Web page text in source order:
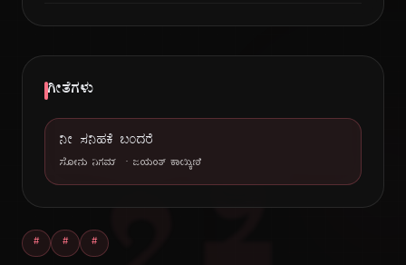
ಗೀತೆಗಳು
ನೀ ಸನಿಹಕೆ ಬಂದರೆ
ಸೋನು ನಿಗಮ್ · ಜಯಂತ್ ಕಾಯ್ಕಿಣಿ
# # #